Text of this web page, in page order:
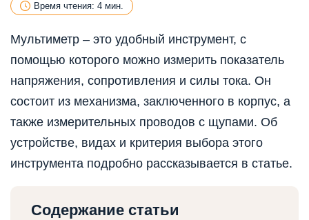
Время чтения: 4 мин.
Мультиметр – это удобный инструмент, с
помощью которого можно измерить показатель
напряжения, сопротивления и силы тока. Он
состоит из механизма, заключенного в корпус, а
также измерительных проводов с щупами. Об
устройстве, видах и критерия выбора этого
инструмента подробно рассказывается в статье.
Содержание статьи